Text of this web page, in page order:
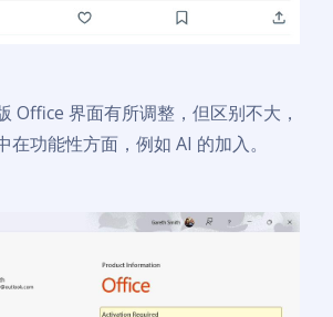
Office 界面有所调整，但区别不大，
在功能性方面，例如 AI 的加入。